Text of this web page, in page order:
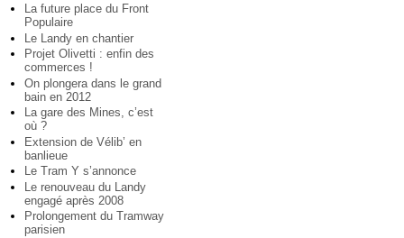
La future place du Front
Populaire
Le Landy en chantier
Projet Olivetti : enfin des
commerces !
On plongera dans le grand
bain en 2012
La gare des Mines, c’est
où ?
Extension de Vélib’ en
banlieue
Le Tram Y s’annonce
Le renouveau du Landy
engagé après 2008
Prolongement du Tramway
parisien